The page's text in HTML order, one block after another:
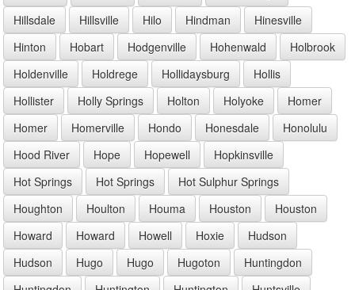
Hillsdale
Hillsville Hilo Hindman
Hinesville
Hinton
Hobart Hodgenville Hohenwald
Holbrook
Holdenville
Holdrege Hollidaysburg
Hollis
Hollister
Holly Springs Holton Holyoke
Homer
Homer
Homerville Hondo Honesdale
Honolulu
Hood River
Hope Hopewell
Hopkinsville
Hot Springs
Hot Springs
Hot Sulphur Springs
Houghton
Houlton Houma Houston
Houston
Howard
Howard Howell Hoxie
Hudson
Hudson
Hugo Hugo Hugoton
Huntingdon